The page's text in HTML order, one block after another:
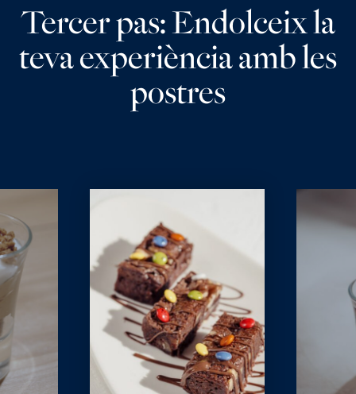
Tercer pas: Endolceix la
teva experiència amb les
postres